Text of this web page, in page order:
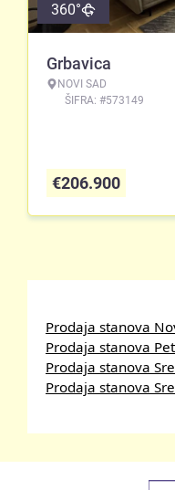
360°
Grbavica
NOVI SAD
ŠIFRA: #573149
€206.900
Prodaja stanova
Prodaja stanova
Prodaja stanova
Prodaja stanova